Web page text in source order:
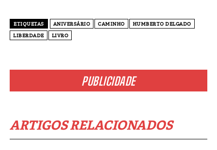
PUBLICIDADE
ARTIGOS RELACIONADOS
ETIQUETAS ANIVERSÁRIO CAMINHO
HUMBERTO DELGADO
LIBERDADE
LIVRO